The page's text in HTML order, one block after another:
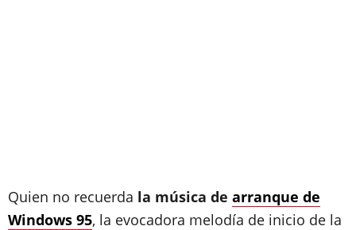
Quien no recuerda la música de arranque de
Windows 95, la evocadora melodía de inicio de la